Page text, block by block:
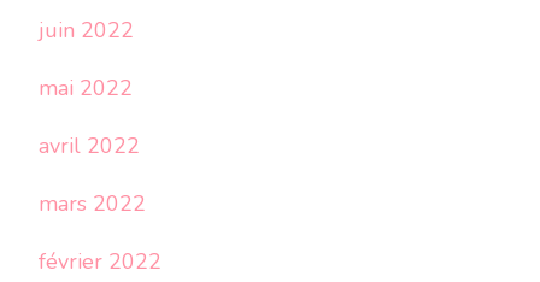
juin 2022
mai 2022
avril 2022
mars 2022
février 2022